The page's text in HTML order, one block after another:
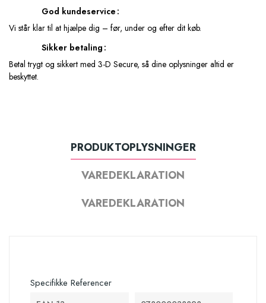
God kundeservice
Vi står klar til at hjælpe dig – før, under og efter dit køb.
Sikker betaling
Betal trygt og sikkert med 3-D Secure, så dine oplysninger altid er
beskyttet.
PRODUKTOPLYSNINGER
VAREDEKLARATION
VAREDEKLARATION
Specifikke Referencer